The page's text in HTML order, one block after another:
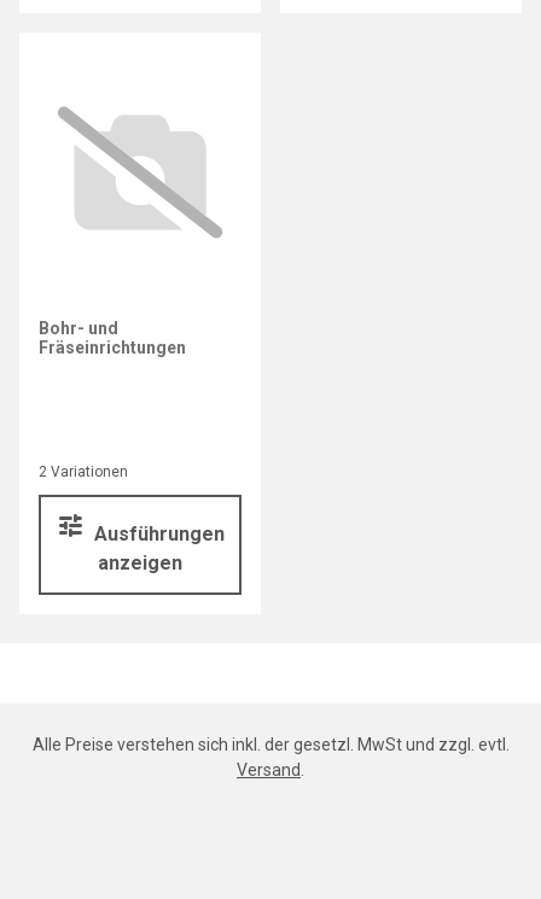
2 Variationen
Ausführungen
anzeigen
Bohr- und
Fräseinrichtungen
Alle Preise verstehen sich inkl. der gesetzl. MwSt und zzgl. evtl.
Versand